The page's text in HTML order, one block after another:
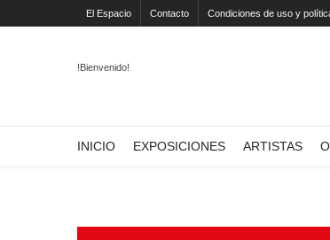
El Espacio Contacto Condiciones de uso y
!Bienvenido!
INICIO EXPOSICIONES ARTISTAS